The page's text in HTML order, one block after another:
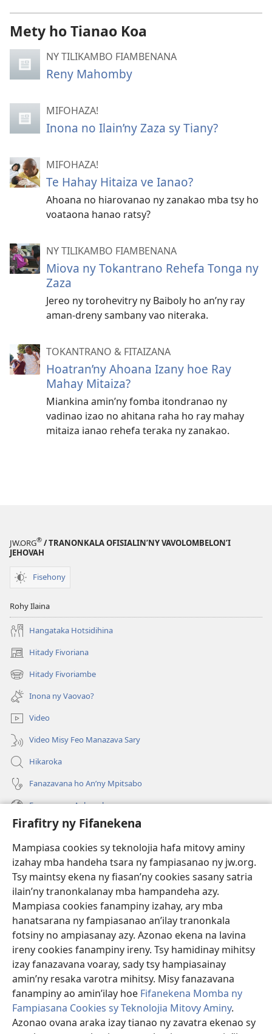
Firafitry ny Fifanekena
Mampiasa cookies sy teknolojia hafa mitovy aminy
izahay mba handeha tsara ny fampiasanao ny jw.org.
Tsy maintsy ekena ny fiasan’ny cookies sasany satria
ilain’ny tranonkalanay mba hampandeha azy.
Mampiasa cookies fanampiny izahay, ary mba
hanatsarana ny fampiasanao an’ilay tranonkala
fotsiny no ampiasanay azy. Azonao ekena na lavina
ireny cookies fanampiny ireny. Tsy hamidinay mihitsy
izay fanazavana voaray, sady tsy hampiasainay
amin’ny resaka varotra mihitsy. Misy fanazavana
fanampiny ao amin’ilay hoe Fifanekena Momba ny
Fampiasana Cookies sy Teknolojia Mitovy Aminy.
Azonao ovana araka izay tianao ny zavatra ekenao sy
Mety ho Tianao Koa
NY TILIKAMBO FIAMBENANA
Reny Mahomby
MIFOHAZA!
Inona no Ilain’ny Zaza sy Tiany?
MIFOHAZA!
Te Hahay Hitaiza ve Ianao?
Ahoana no hiarovanao ny zanakao mba tsy ho
voataona hanao ratsy?
NY TILIKAMBO FIAMBENANA
Miova ny Tokantrano Rehefa Tonga ny
Zaza
Jereo ny torohevitry ny Baiboly ho an’ny ray
aman-dreny sambany vao niteraka.
TOKANTRANO & FITAIZANA
Hoatran’ny Ahoana Izany hoe Ray
Mahay Mitaiza?
Miankina amin’ny fomba itondranao ny
vadinao izao no ahitana raha ho ray mahay
mitaiza ianao rehefa teraka ny zanakao.
JW.ORG® / TRANONKALA OFISIALIN’NY VAVOLOMBELON’I
JEHOVAH
Fisehony
Rohy Ilaina
Hangataka Hotsidihina
Hitady Fivoriana
(manokatra
rohy) Hitady Fivoriambe
(manokatra
rohy) Inona ny Vaovao?
Video
Video Misy Feo Manazava Sary
Hikaroka
Fanazavana ho An’ny Mpitsabo
Fanazavana Ankapobeny
Fanampiana
Fanomezana
(manokatra
rohy)
FITEHIRIZAM-BOKIN’NY Vavolombelon’i Jehovah
(manokatra
rohy)
JW Hub
(manokatra
rohy)
JW Library
Watchtower Library ®